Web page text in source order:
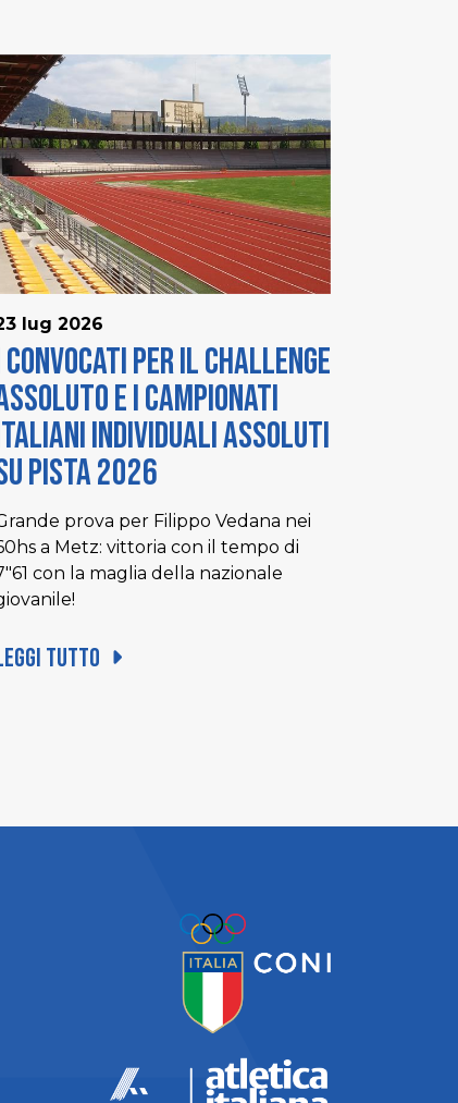
lug 2026
convocati per il Challenge
e i Campionati
Individuali Assoluti
pista 2026
prova per Filippo Vedana nei
a Metz: vittoria con il tempo di
con la maglia della nazionale
tutto